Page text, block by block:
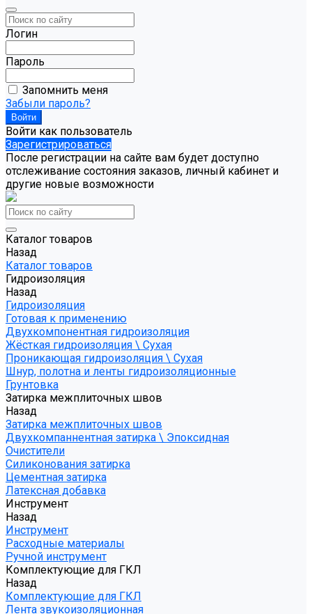
Логин
Пароль
Запомнить меня
Забыли пароль?
Войти как пользователь
Зарегистрироваться
После регистрации на сайте вам будет доступно
отслеживание состояния заказов, личный кабинет и
другие новые возможности
Каталог товаров
Назад
Каталог товаров
Гидроизоляция
Назад
Гидроизоляция
Готовая к применению
Двухкомпонентная гидроизоляция
Жёсткая гидроизоляция \ Сухая
Проникающая гидроизоляция \ Сухая
Шнур, полотна и ленты гидроизоляционные
Грунтовка
Затирка межплиточных швов
Назад
Затирка межплиточных швов
Двухкомпаннентная затирка \ Эпоксидная
Очистители
Силиконования затирка
Цементная затирка
Латексная добавка
Инструмент
Назад
Инструмент
Расходные материалы
Ручной инструмент
Комплектующие для ГКЛ
Назад
Комплектующие для ГКЛ
Лента звукоизоляционная